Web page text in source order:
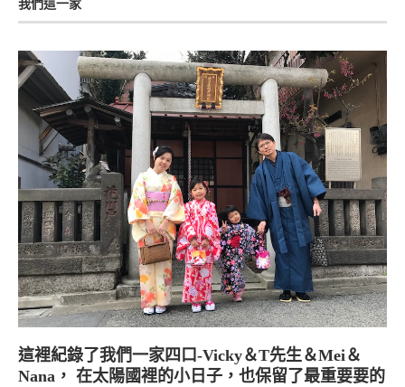
我們這一家
這裡紀錄了我們一家四口-Vicky＆T先生＆Mei＆
Nana， 在太陽國裡的小日子，也保留了最重要要的